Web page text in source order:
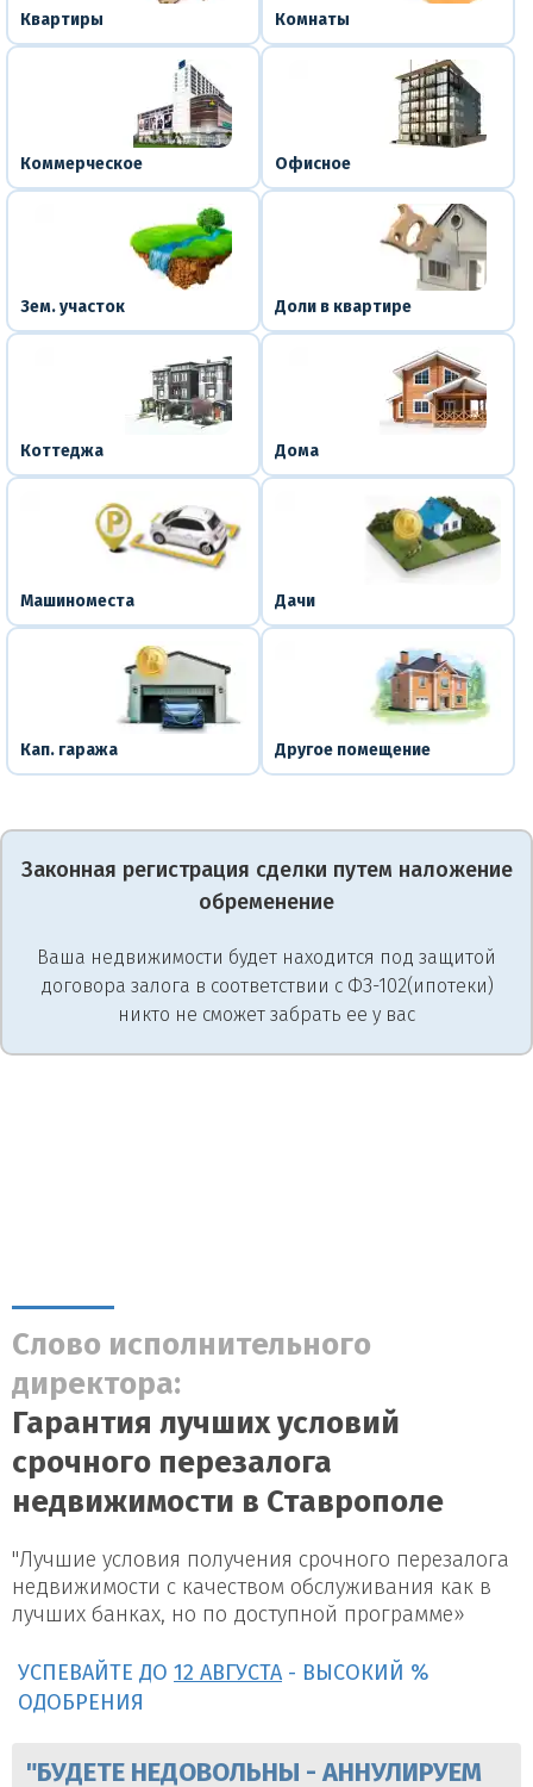
Квартиры Комнаты
Коммерческое Офисное
Зем. участок Доли в квартире
Коттеджа Дома
Машиноместа Дачи
Кап. гаража Другое помещение
Законная регистрация сделки путем наложение
обременение
Ваша недвижимости будет находится под защитой
договора залога в соответствии с ФЗ-102(ипотеки)
никто не сможет забрать ее у вас
Слово исполнительного
директора:
Гарантия лучших условий
срочного перезалога
недвижимости в Ставрополе
"Лучшие условия получения срочного перезалога
недвижимости с качеством обслуживания как в
лучших банках, но по доступной программе»
УСПЕВАЙТЕ ДО 12 АВГУСТА - ВЫСОКИЙ %
ОДОБРЕНИЯ
"БУДЕТЕ НЕДОВОЛЬНЫ - АННУЛИРУЕМ